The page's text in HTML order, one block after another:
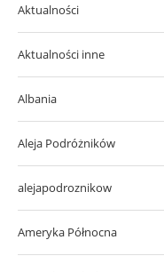
Aktualności
Aktualności inne
Albania
Aleja Podróżników
alejapodroznikow
Ameryka Północna